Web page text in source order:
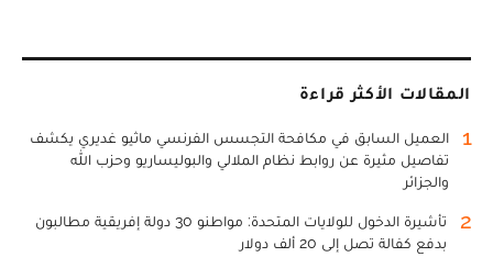
المقالات الأكثر قراءة
1
العميل السابق في مكافحة التجسس الفرنسي ماثيو غديري يكشف
تفاصيل مثيرة عن روابط نظام الملالي والبوليساريو وحزب الله
والجزائر
2
تأشيرة الدخول للولايات المتحدة: مواطنو 30 دولة إفريقية مطالبون
بدفع كفالة تصل إلى 20 ألف دولار